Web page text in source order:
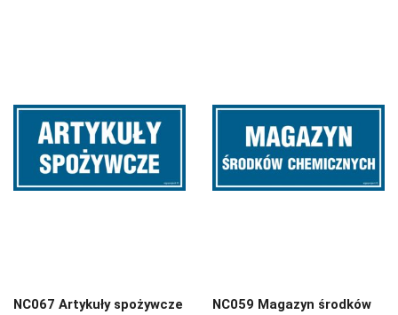
81,47 zł
NC067 Artykuły spożywcze
NC059 Magazyn środków